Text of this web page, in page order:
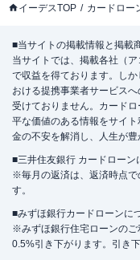
イーデスTOP カードロー
■当サイトの掲載情報と掲載
当サイトでは、掲載各社（
で収益を得ております。し
おける提携事業者サービス
受けておりません。カード
平な価値のある情報をサイ
金の不安を解消し、人生が豊
■三井住友銀行 カードローン
※毎月の返済は、返済時点で
す。
■みずほ銀行カードローンに
※みずほ銀行住宅ローンのご
0.5%引き下がります。引き